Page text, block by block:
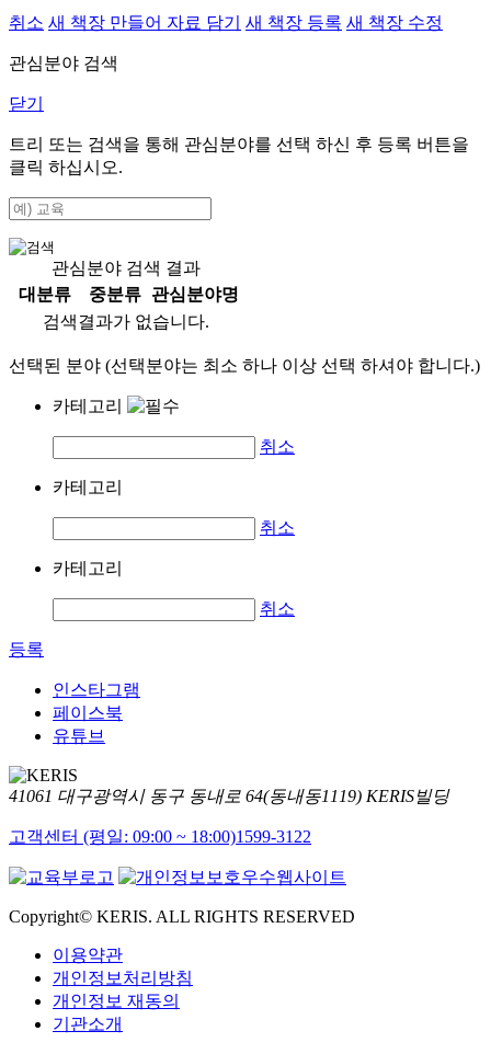
취소 새 책장 만들어 자료 담기 새 책장 등록 새 책장 수정
관심분야 검색
닫기
트리 또는 검색을 통해 관심분야를 선택 하신 후 등록 버튼을
클릭 하십시오.
관심분야 검색 결과
대분류
중분류
관심분야명
검색결과가 없습니다.
선택된 분야 (선택분야는 최소 하나 이상 선택 하셔야 합니다.)
카테고리
취소
카테고리
취소
카테고리
취소
등록
인스타그램
페이스북
유튜브
41061 대구광역시 동구 동내로 64(동내동1119) KERIS빌딩
고객센터 (평일: 09:00 ~ 18:00)1599-3122
Copyright© KERIS. ALL RIGHTS RESERVED
이용약관
개인정보처리방침
개인정보 재동의
기관소개